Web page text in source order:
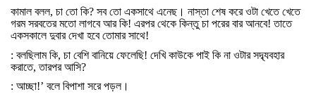
কামাল বলল, চা তো কি? সব তো একসাথে এনেছ। নাস্তা শেষ করে ওটা খেতে খেতে
গরম সরবতের মতো লাগবে আর কি! এরপর থেকে কিন্তু চা পরের বার আনবে!তাতে
একসকালে দুবার দেখা হবে তোমার সাথে!
: বলছিলাম কি, চা বেশি বানিয়ে ফেলেছি! দেখি কাউকে পাই কি না ওটার সদ্ব্যবহার
করাতে,তারপর আসি?
: আচ্ছা!’ বলে বিপাশা সরে পড়ল।